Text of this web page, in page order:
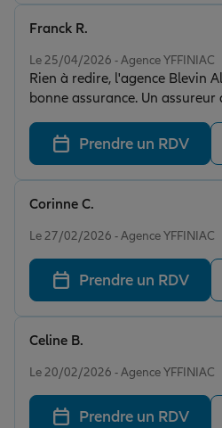
Le 25/04/2026 - Agence YFFINIAC
Rien à redire, l'agence Blevin
bonne assurance. Un assureur
clientèle. Peut être pas la
a sûrement moins chère mais
niveau convivialité et autres
recommande je ne peux pas
suis assuré depuis depuis un
Franck R.
Prendre un RDV
Le 27/02/2026 - Agence YFFINIAC
Corinne C.
Prendre un RDV
Le 20/02/2026 - Agence YFFINIAC
Celine B.
Prendre un RDV